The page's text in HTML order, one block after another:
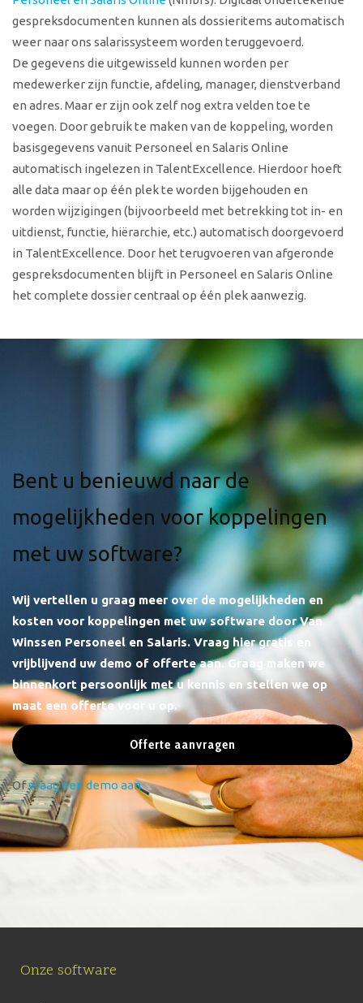
gespreksdocumenten kunnen als dossieritems automatisch
weer naar ons salarissysteem worden teruggevoerd.
De gegevens die uitgewisseld kunnen worden per
medewerker zijn functie, afdeling, manager, dienstverband
en adres. Maar er zijn ook zelf nog extra velden toe te
voegen. Door gebruik te maken van de koppeling, worden
basisgegevens vanuit Personeel en Salaris Online
automatisch ingelezen in TalentExcellence. Hierdoor hoeft
alle data maar op één plek te worden bijgehouden en
worden wijzigingen (bijvoorbeeld met betrekking tot in- en
uitdienst, functie, hiërarchie, etc.) automatisch doorgevoerd
in TalentExcellence. Door het terugvoeren van afgeronde
gespreksdocumenten blijft in Personeel en Salaris Online
het complete dossier centraal op één plek aanwezig.
Bent u benieuwd naar de
mogelijkheden voor koppelingen
met uw software?
Wij vertellen u graag meer over de mogelijkheden en
kosten voor koppelingen met uw software door Van
Winssen Personeel en Salaris. Vraag hier gratis en
vrijblijvend uw demo of offerte aan. Graag maken we
binnenkort persoonlijk met u kennis en stellen we op
maat een offerte voor u op.
Offerte aanvragen
Ofvraag een demo aan
Onze software